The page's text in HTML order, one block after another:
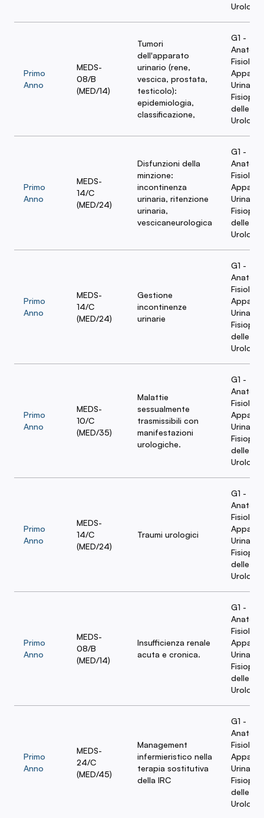
Primo
Anno
MEDS-
08/B
(MED/14)
Tumori
dell'apparato
urinario (rene,
vescica, prostata,
testicolo):
epidemiologia,
classificazione,
G1 -
Urinario
delle
Primo
Anno
MEDS-
14/C
(MED/24)
Disfunzioni della
minzione:
incontinenza
urinaria, ritenzione
urinaria,
vescicaneurologica
G1 -
Urinario
delle
Primo
Anno
MEDS-
14/C
(MED/24)
Gestione
incontinenze
urinarie
G1 -
Urinario
delle
Primo
Anno
MEDS-
10/C
(MED/35)
Malattie
sessualmente
trasmissibili con
manifestazioni
urologiche.
G1 -
Urinario
delle
Primo
Anno
MEDS-
14/C
(MED/24)
Traumi urologici
G1 -
Urinario
delle
Primo
Anno
MEDS-
08/B
(MED/14)
Insufficienza renale
acuta e cronica.
G1 -
Urinario
delle
Primo
Anno
MEDS-
24/C
(MED/45)
Management
infermieristico nella
terapia sostitutiva
della IRC
G1 -
Urinario
delle